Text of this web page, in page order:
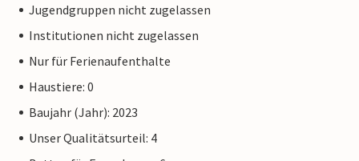
Jugendgruppen nicht zugelassen
Institutionen nicht zugelassen
Nur für Ferienaufenthalte
Haustiere: 0
Baujahr (Jahr): 2023
Unser Qualitätsurteil: 4